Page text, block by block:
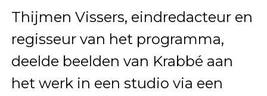
Thijmen Vissers, eindredacteur en
regisseur van het programma,
deelde beelden van Krabbé aan
het werk in een studio via een